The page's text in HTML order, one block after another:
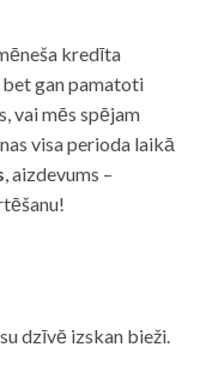
kredīta
bet gan pamatoti
vai mēs spējam
visa perioda laikā
, aizdevums –
dzīvē izskan bieži.